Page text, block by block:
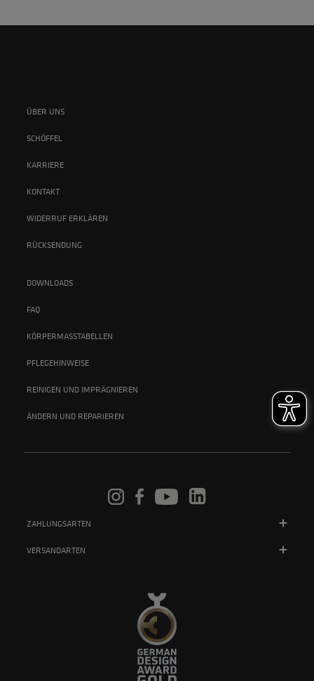
ÜBER UNS
SCHÖFFEL
KARRIERE
KONTAKT
WIDERRUF ERKLÄREN
RÜCKSENDUNG
DOWNLOADS
FAQ
KÖRPERMASSTABELLEN
PFLEGEHINWEISE
REINIGEN UND IMPRÄGNIEREN
ÄNDERN UND REPARIEREN
ZAHLUNGSARTEN
VERSANDARTEN